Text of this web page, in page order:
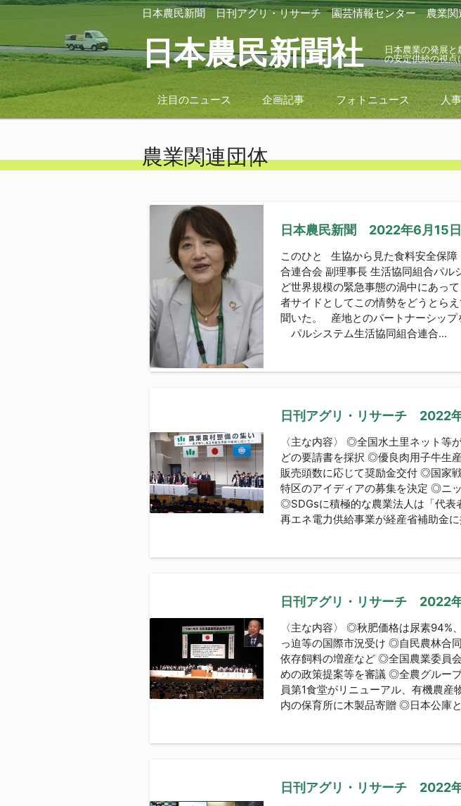
日本農民新聞 日刊アグリ・リサーチ 園芸情報センター 農業関
日本農民新聞社
日本農業の発展
の安定供給の視点
注目のニュース 企画記事 フォトニュース 人
農業関連団体
日本農民新聞 2022年6月15
このひと 生協から見た食料安全保
合連合会 副理事長 生活協同組合パ
ど世界規模の緊急事態の渦中にあっ
者サイドとしてこの情勢をどうとら
聞いた。 産地とのパートナーシップ
パルシステム生活協同組合連合...
日刊アグリ・リサーチ 2022
〈主な内容〉 ◎全国水土里ネット
どの要請書を採択 ◎優良肉用子牛生
販売頭数に応じて奨励金交付 ◎国家
特区のアイディアの募集を決定 ◎ニ
◎SDGsに積極的な農業法人は「代
再エネ電力供給事業が経産省補助金
日刊アグリ・リサーチ 2022年
〈主な内容〉 ◎秋肥価格は尿素
っ迫等の国際市況受け ◎自民農林合
依存飼料の増産など ◎全国農業委員
めの政策提案等を審議 ◎全農グルー
員第1食堂がリニューアル、有機農
内の保育所に木製品寄贈 ◎日本公庫
日刊アグリ・リサーチ 2022